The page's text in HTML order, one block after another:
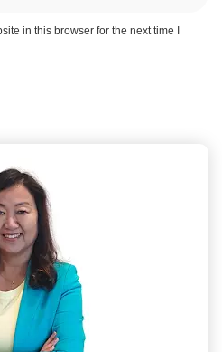
in this browser for the next time I